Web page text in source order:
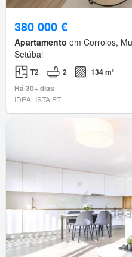
380 000 €
Apartamento em Corroios,
Setúbal
T2 2
134 m²
Há 30+ dias
IDEALISTA.PT